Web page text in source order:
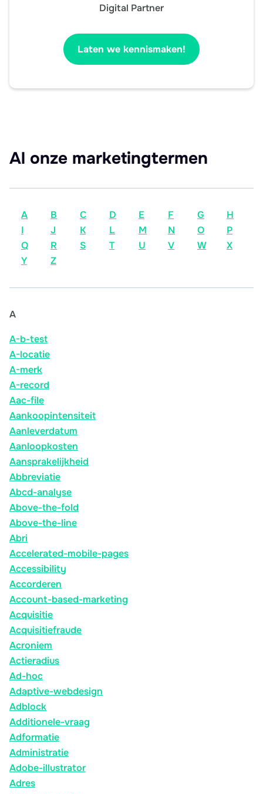
Digital Partner
Laten we kennismaken!
Al onze marketingtermen
A B C D E F G
H
I
J K L M N O
P
Q
R S T U V W
X
Y
Z
A
A-b-test
A-locatie
A-merk
A-record
Aac-file
Aankoopintensiteit
Aanleverdatum
Aanloopkosten
Aansprakelijkheid
Abbreviatie
Abcd-analyse
Above-the-fold
Above-the-line
Abri
Accelerated-mobile-pages
Accessibility
Accorderen
Account-based-marketing
Acquisitie
Acquisitiefraude
Acroniem
Actieradius
Ad-hoc
Adaptive-webdesign
Adblock
Additionele-vraag
Adformatie
Administratie
Adobe-illustrator
Adres